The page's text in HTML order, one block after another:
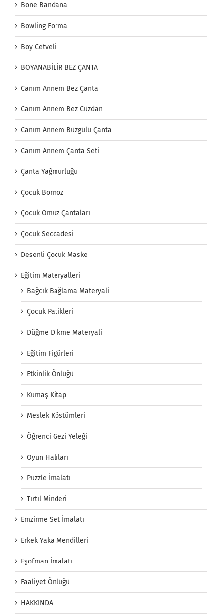
Bone Bandana
Bowling Forma
Boy Cetveli
BOYANABİLİR BEZ ÇANTA
Canım Annem Bez Çanta
Canım Annem Bez Cüzdan
Canım Annem Büzgülü Çanta
Canım Annem Çanta Seti
Çanta Yağmurluğu
Çocuk Bornoz
Çocuk Omuz Çantaları
Çocuk Seccadesi
Desenli Çocuk Maske
Eğitim Materyalleri
Bağcık Bağlama Materyali
Çocuk Patikleri
Düğme Dikme Materyali
Eğitim Figürleri
Etkinlik Önlüğü
Kumaş Kitap
Meslek Köstümleri
Öğrenci Gezi Yeleği
Oyun Halıları
Puzzle İmalatı
Tırtıl Minderi
Emzirme Set İmalatı
Erkek Yaka Mendilleri
Eşofman İmalatı
Faaliyet Önlüğü
HAKKINDA